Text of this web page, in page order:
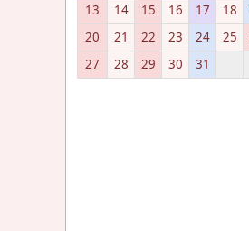
13
14 15 16 17 18
20
21 22 23 24 25
27
28 29 30 31